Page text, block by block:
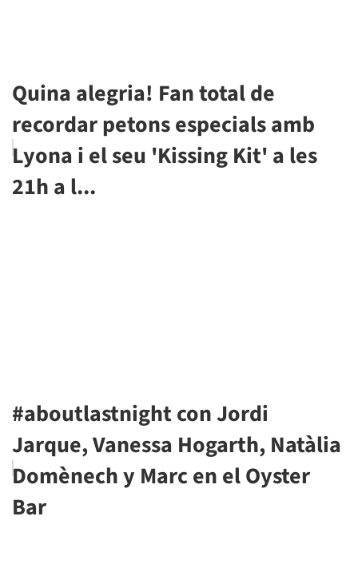
Quina alegria! Fan total de
recordar petons especials amb
Lyona i el seu 'Kissing Kit' a les
21h a l...
#aboutlastnight con Jordi
Jarque, Vanessa Hogarth, Natàlia
Domènech y Marc en el Oyster
Bar